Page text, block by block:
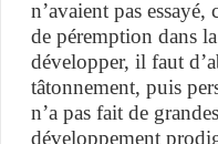
n’avaient pas
de péremption dans
développer, il faut
tâtonnement, puis
n’a pas fait de
développement